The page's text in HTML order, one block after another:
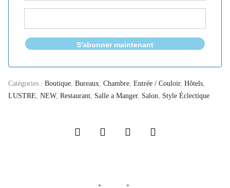
S'abonner maintenant
Catégories : Boutique, Bureaux, Chambre, Entrée / Couloir, Hôtels,
LUSTRE, NEW, Restaurant, Salle a Manger, Salon, Style Éclectique